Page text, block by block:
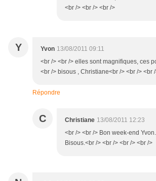
<br /> <br /> <br />
Y Yvon 13/08/2011 09:11
<br /> <br /> elles sont magnifiques, ces
<br /> bisous , Christiane<br /> <br /> <br
Répondre
C Christiane 13/08/2011 12:23
<br /> <br /> Bon week-end
Bisous.<br /> <br /> <br /> <br />